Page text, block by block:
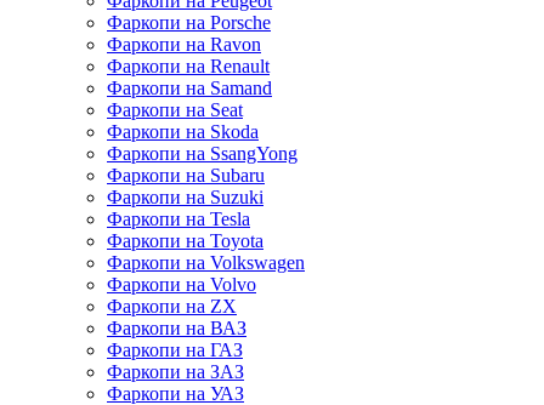
Фаркопи на Porsche
Фаркопи на Ravon
Фаркопи на Renault
Фаркопи на Samand
Фаркопи на Seat
Фаркопи на Skoda
Фаркопи на SsangYong
Фаркопи на Subaru
Фаркопи на Suzuki
Фаркопи на Tesla
Фаркопи на Toyota
Фаркопи на Volkswagen
Фаркопи на Volvo
Фаркопи на ZX
Фаркопи на ВАЗ
Фаркопи на ГАЗ
Фаркопи на ЗАЗ
Фаркопи на УАЗ